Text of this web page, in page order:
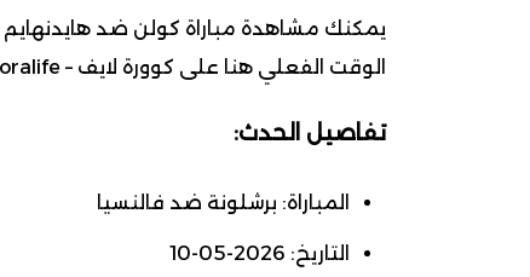
يمكنك مشاهدة مباراة كولن ضد هايدنهايم
الوقت الفعلي هنا على كوورة لايف – kooralife.
تفاصيل الحدث:
المباراة: برشلونة ضد فالنسيا
التاريخ: 2026-05-10